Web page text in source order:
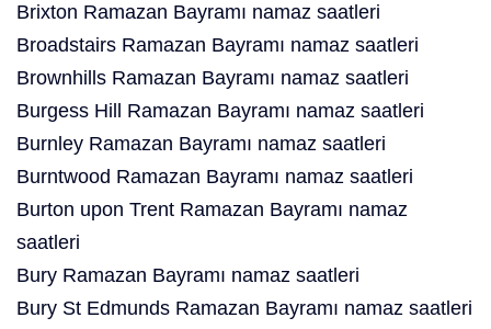
Brixton Ramazan Bayramı namaz saatleri
Broadstairs Ramazan Bayramı namaz saatleri
Brownhills Ramazan Bayramı namaz saatleri
Burgess Hill Ramazan Bayramı namaz saatleri
Burnley Ramazan Bayramı namaz saatleri
Burntwood Ramazan Bayramı namaz saatleri
Burton upon Trent Ramazan Bayramı namaz
saatleri
Bury Ramazan Bayramı namaz saatleri
Bury St Edmunds Ramazan Bayramı namaz saatleri